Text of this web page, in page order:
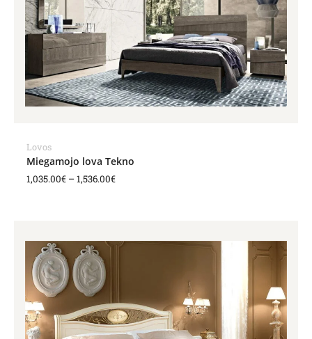
Lovos
Miegamojo lova Tekno
1,035.00€ –1,536.00€
1,880.00€